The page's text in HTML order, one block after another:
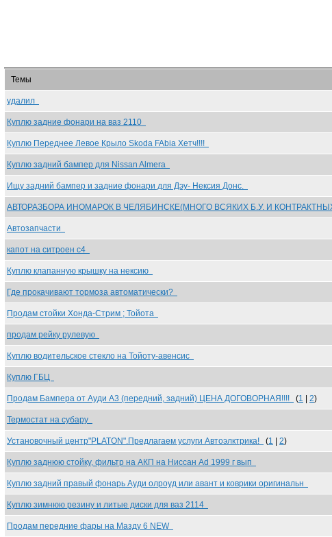
Темы
удалил
Куплю задние фонари на ваз 2110
Куплю Переднее Левое Крыло Skoda FAbia Хетч!!!!
Куплю задний бампер для Nissan Almera
Ищу задний бампер и задние фонари для Дэу- Нексия Донс.
АВТОРАЗБОРА ИНОМАРОК В ЧЕЛЯБИНСКЕ(МНОГО ВСЯКИХ Б.У. И
Автозапчасти
капот на ситроен с4
Куплю клапанную крышку на нексию
Где прокачивают тормоза автоматически?
Продам стойки Хонда-Стрим ; Тойота
продам рейку рулевую
Куплю водительское стекло на Тойоту-авенсис
Куплю ГБЦ
Продам Бампера от Ауди А3 (передний, задний) ЦЕНА ДОГОВОРНАЯ!!!! (1 2)
Термостат на субару
Установочный центр"PLATON".Предлагаем услуги Автоэлктрика! (1 2)
Куплю заднюю стойку, фильтр на АКП на Ниссан Ad 1999 г вып
Куплю задний правый фонарь Ауди олроуд или авант и коврики оригинальн
Куплю зимнюю резину и литые диски для ваз 2114
Продам передние фары на Мазду 6 NEW